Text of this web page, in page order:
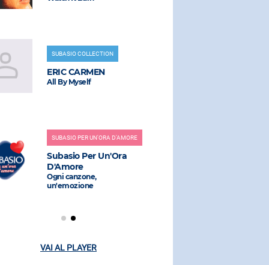
SUBASIO COLLECTION
ERIC CARMEN
All By Myself
SUBASIO PER UN'ORA D'AMORE
Subasio Per Un'Ora
D'Amore
Ogni canzone,
un'emozione
VAI AL PLAYER